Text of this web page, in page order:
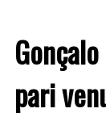
pari